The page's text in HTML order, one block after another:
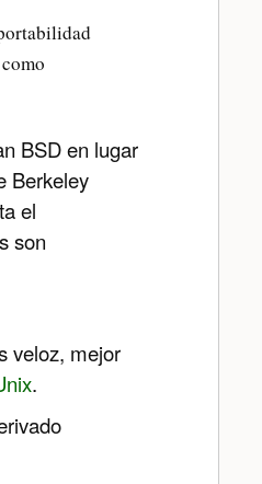
BSD en lugar
Berkeley
el
son
veloz, mejor
.